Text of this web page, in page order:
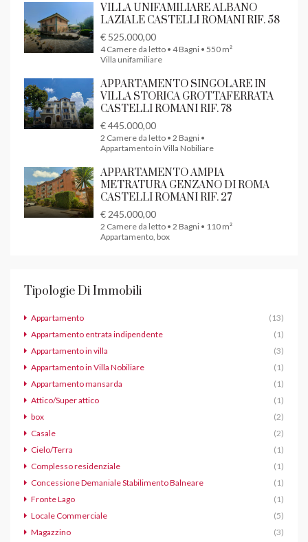
VILLA UNIFAMILIARE ALBANO
LAZIALE CASTELLI ROMANI RIF. 58
€ 525.000,00
4 Camere da letto • 4 Bagni • 550 m²
Villa unifamiliare
APPARTAMENTO SINGOLARE IN
VILLA STORICA GROTTAFERRATA
CASTELLI ROMANI RIF. 78
€ 445.000,00
2 Camere da letto • 2 Bagni •
Appartamento in Villa Nobiliare
APPARTAMENTO AMPIA
METRATURA GENZANO DI ROMA
CASTELLI ROMANI RIF. 27
€ 245.000,00
2 Camere da letto • 2 Bagni • 110 m²
Appartamento, box
Tipologie Di Immobili
Appartamento
(13)
Appartamento entrata indipendente
(1)
Appartamento in villa
(3)
Appartamento in Villa Nobiliare
(1)
Appartamento mansarda
(1)
Attico/Super attico
(1)
box
(2)
Casale
(2)
Cielo/Terra
(1)
Complesso residenziale
(1)
Concessione Demaniale Stabilimento Balneare
(1)
Fronte Lago
(1)
Locale Commerciale
(5)
Magazzino
(3)